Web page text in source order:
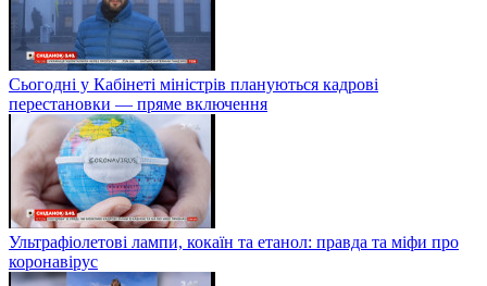
Сьогодні у Кабінеті міністрів плануються кадрові
перестановки — пряме включення
Ультрафіолетові лампи, кокаїн та етанол: правда та міфи про
коронавірус